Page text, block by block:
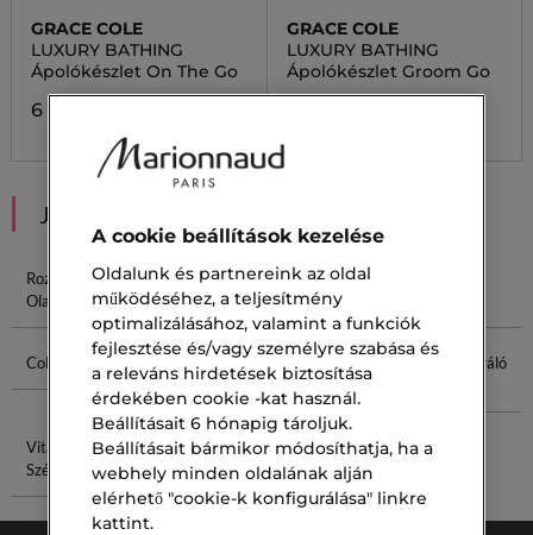
GRACE COLE
LUXURY BATHING
Ápolókészlet On The Go
6 300,00 Ft
GRACE COLE
LUXURY BATHING
Ápolókészlet Groom Go
JAVASOLT NEKED
Rozmaring
Olaj
Rozmaring
Kivonat
Rituals
Hajápolás
Collagen Ex Acqua Eau Tengeri Spray
Sejtregeneráló
Vitamin C
Szérum
Púder Szivacs
A cookie beállítások kezelése
Oldalunk és partnereink az oldal
működéséhez, a teljesítmény
optimalizálásához, valamint a funkciók
fejlesztése és/vagy személyre szabása és
a releváns hirdetések biztosítása
érdekében cookie -kat használ.
Beállításait 6 hónapig tároljuk.
Beállításait bármikor módosíthatja, ha a
webhely minden oldalának alján
elérhető "cookie-k konfigurálása" linkre
kattint.